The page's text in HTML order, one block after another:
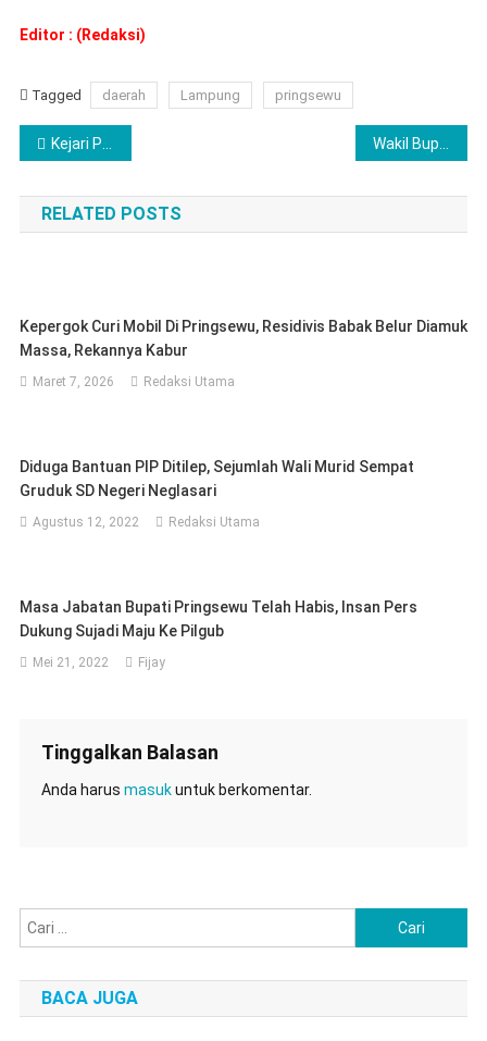
Editor : (Redaksi)
Tagged daerah Lampung pringsewu
Navigasi
pos
Kejari Pringsewu Selidiki Dugaan Mafia Pupuk Bersubsidi di Gadingrejo
RELATED POSTS
Kepergok Curi Mobil Di Pringsewu, Residivis Babak Belur Diamuk
Massa, Rekannya Kabur
Maret 7, 2026 Redaksi Utama
Diduga Bantuan PIP Ditilep, Sejumlah Wali Murid Sempat
Gruduk SD Negeri Neglasari
Agustus 12, 2022 Redaksi Utama
Masa Jabatan Bupati Pringsewu Telah Habis, Insan Pers
Dukung Sujadi Maju Ke Pilgub
Mei 21, 2022 Fijay
Tinggalkan Balasan
Anda harus masukuntuk berkomentar.
untuk:
BACA JUGA